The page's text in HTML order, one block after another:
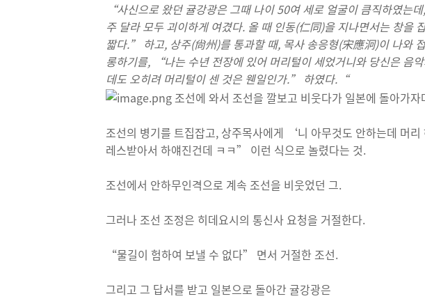
“사신으로 왔던 귤강광은 그때 나이50여 세로 얼굴이 큼직하였는데,
주 달라 모두 괴이하게 여겼다. 올 때 인동(仁同)을 지나면서는 창을
짧다.” 하고, 상주(尙州)를 통과할 때, 목사 송응형(宋應泂)이 나와
롱하기를, “나는 수년 전장에 있어 머리털이 세었거니와 당신은 음
데도 오히려 머리털이 센 것은 웬일인가.” 하였다. “
조선의 병기를 트집잡고, 상주목사에게 ‘니 아무것도 안하는데 머
레스받아서 하얘진건데 ㅋㅋ” 이런 식으로 놀렸다는 것.
조선에서 안하무인격으로 계속 조선을 비웃었던 그.
그러나 조선 조정은 히데요시의 통신사 요청을 거절한다.
“물길이 험하여 보낼 수 없다” 면서 거절한 조선.
그리고 그 답서를 받고 일본으로 돌아간 귤강광은